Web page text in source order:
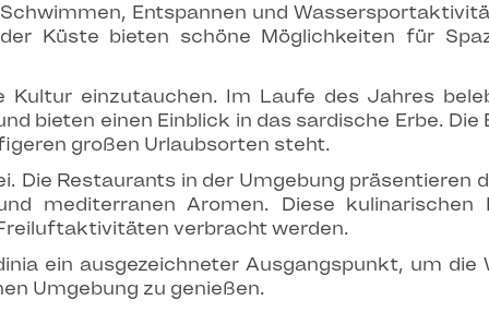
Entspannen und
Küste bieten schöne Möglichkeiten für
Kultur einzutauchen. Im Laufe des Jahres
bieten einen Einblick in das sardische Erbe.
großen Urlaubsorten steht.
Die Restaurants in der Umgebung präsentieren
mediterranen Aromen. Diese kulinarischen
verbracht werden.
ein ausgezeichneter Ausgangspunkt, um die
Umgebung zu genießen.